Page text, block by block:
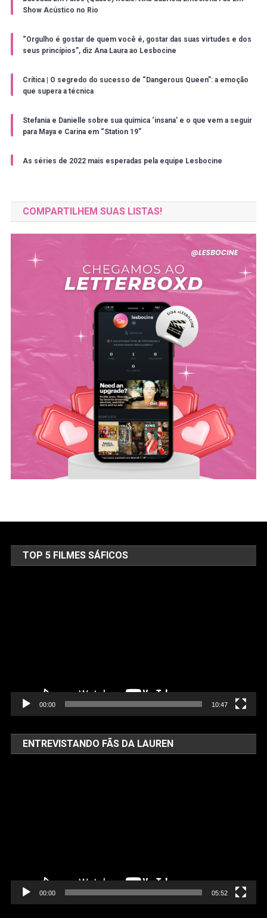
Show Acústico no Rio
“Orgulho é gostar de quem você é, gostar das suas virtudes e dos
seus princípios”, diz Ana Laura ao Lesbocine
Crítica | O segredo do sucesso de “Dangerous Queen”: a emoção
que supera a técnica
Stefania e Danielle sobre sua química ‘insana’ e o que vem a seguir
para Maya e Carina em “Station 19”
As séries de 2022 mais esperadas pela equipe Lesbocine
COMPARTILHEM SUAS LISTAS!
TOP 5 FILMES SÁFICOS
00:00 10:47
ENTREVISTANDO FÃS DA LAUREN
00:00 05:52